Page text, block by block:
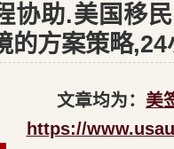
协助.美国移
的方案策略
文章均为： 美
https://